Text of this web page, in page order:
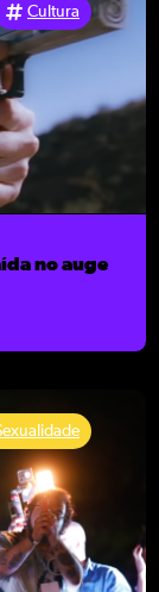
Cultura
no auge